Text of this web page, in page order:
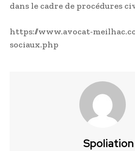
dans le cadre de procédures
https://www.avocat-
sociaux.php
Spoliation